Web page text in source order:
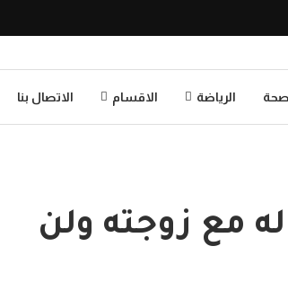
الرياضة الاقسام الاتصال بنا
مع زوجته ولن